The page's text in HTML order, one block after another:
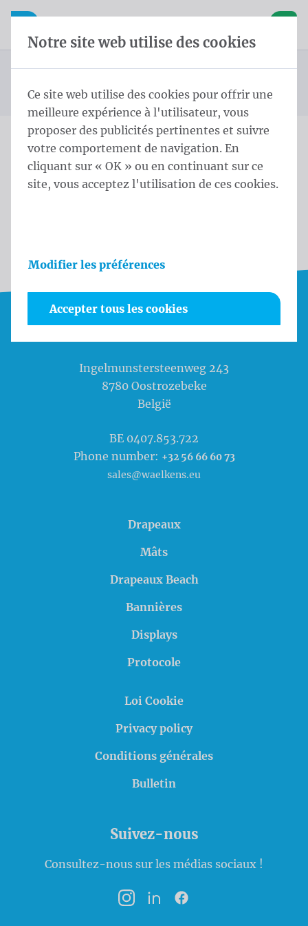
Skip content
Sauter la sélection de la langue
Ouvrir la navigation mobile
Ingelmunstersteenweg 243
8780 Oostrozebeke
België
BE 0407.853.722
Phone number: +32 56 66 60 73
sales@waelkens.eu
Drapeaux
Mâts
Drapeaux Beach
Bannières
Displays
Protocole
Loi Cookie
Privacy policy
Conditions générales
Bulletin
Suivez-nous
Consultez-nous sur les médias sociaux !
InstagramLinkedInFacebook
Notre site web utilise des cookies
Ce site web utilise des cookies pour offrir une
meilleure expérience à l'utilisateur, vous
proposer des publicités pertinentes et suivre
votre comportement de navigation. En
cliquant sur « OK » ou en continuant sur ce
site, vous acceptez l'utilisation de ces cookies.
Modifier les préférences
Accepter tous les cookies